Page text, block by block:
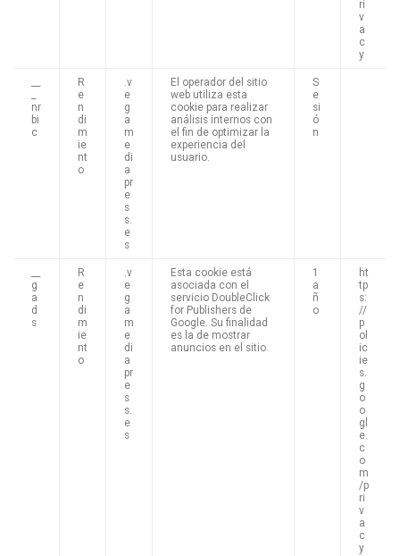
ri
v
a
c
y
nr
bi
c
R
e
n
di
m
ie
nt
o
.v
e
g
a
m
e
di
a
pr
e
s
s.
e
s
El operador del sitio
web utiliza esta
cookie para realizar
análisis internos con
el fin de optimizar la
experiencia del
usuario.
S
e
si
ó
n
g
a
d
s
R
e
n
di
m
ie
nt
o
.v
e
g
a
m
e
di
a
pr
e
s
s.
e
s
Esta cookie está
asociada con el
servicio DoubleClick
for Publishers de
Google. Su finalidad
es la de mostrar
anuncios en el sitio.
1
a
ñ
o
ht
tp
s:
//
p
ol
ic
ie
s.
g
o
o
gl
e.
c
o
m
/p
ri
v
a
c
y